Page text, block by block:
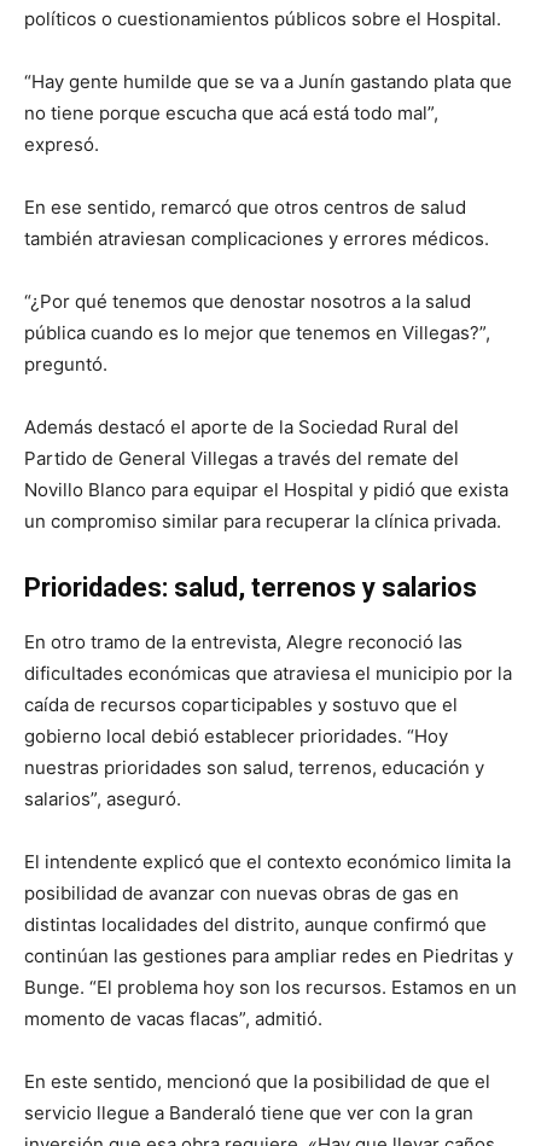
políticos o cuestionamientos públicos sobre el Hospital.
“Hay gente humilde que se va a Junín gastando plata que
no tiene porque escucha que acá está todo mal”,
expresó.
En ese sentido, remarcó que otros centros de salud
también atraviesan complicaciones y errores médicos.
“¿Por qué tenemos que denostar nosotros a la salud
pública cuando es lo mejor que tenemos en Villegas?”,
preguntó.
Además destacó el aporte de la Sociedad Rural del
Partido de General Villegas a través del remate del
Novillo Blanco para equipar el Hospital y pidió que exista
un compromiso similar para recuperar la clínica privada.
Prioridades: salud, terrenos y salarios
En otro tramo de la entrevista, Alegre reconoció las
dificultades económicas que atraviesa el municipio por la
caída de recursos coparticipables y sostuvo que el
gobierno local debió establecer prioridades. “Hoy
nuestras prioridades son salud, terrenos, educación y
salarios”, aseguró.
El intendente explicó que el contexto económico limita la
posibilidad de avanzar con nuevas obras de gas en
distintas localidades del distrito, aunque confirmó que
continúan las gestiones para ampliar redes en Piedritas y
Bunge. “El problema hoy son los recursos. Estamos en un
momento de vacas flacas”, admitió.
En este sentido, mencionó que la posibilidad de que el
servicio llegue a Banderaló tiene que ver con la gran